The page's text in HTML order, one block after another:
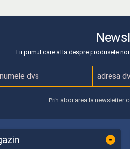
Fii primul care află despre produsele
Prin abonarea la newsletter
-